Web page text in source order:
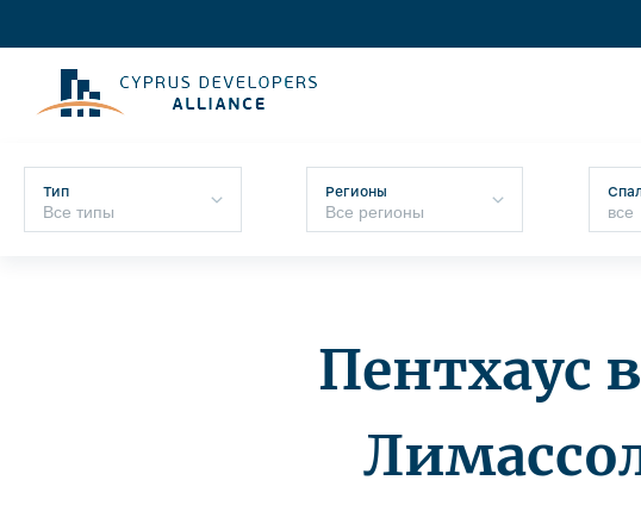
Тип Регионы
Пентхаус